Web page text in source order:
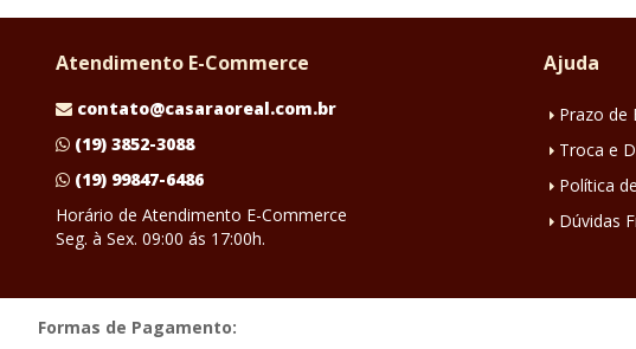
Atendimento E-Commerce
contato@casaraoreal.com.br
(19) 3852-3088
(19) 99847-6486
Horário de Atendimento E-Commerce
Seg. à Sex. 09:00 ás 17:00h.
Ajuda
Prazo de
Troca e
Política
Dúvidas
Formas de Pagamento: